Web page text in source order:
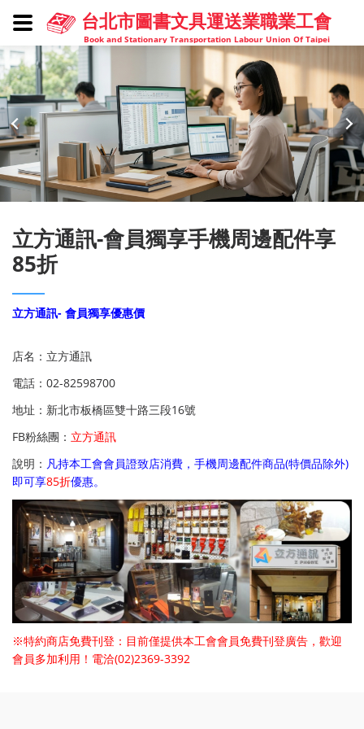
台北市圖書文具運送業職業工會
Book and Stationary Transportation Labour Union Of Taipei
立方通訊-會員獨享手機周邊配件享
85折
立方通訊- 會員獨享優惠價
店名：立方通訊
電話：02-82598700
地址：新北市板橋區雙十路三段16號
FB粉絲團： 立方通訊
說明： 凡持本工會會員證致店消費，手機周邊配件商品(特價品除外)
即可享85折優惠。
※特約商店免費刊登：目前僅提供本工會會員免費刊登廣告，歡迎
會員多加利用！電洽(02)2369-3392